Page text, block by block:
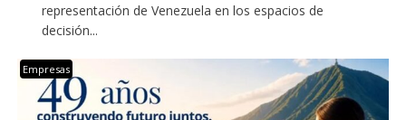
representación de Venezuela en los espacios de
decisión...
Empresas